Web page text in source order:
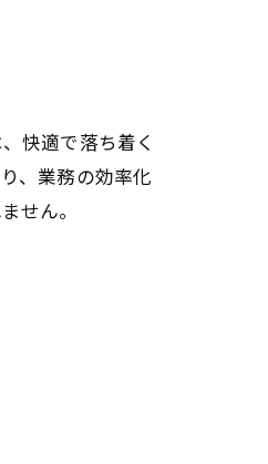
快適で落ち着く
、業務の効率化
せん。